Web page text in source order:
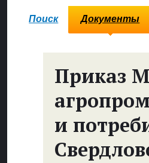
Поиск Документы
Приказ
и